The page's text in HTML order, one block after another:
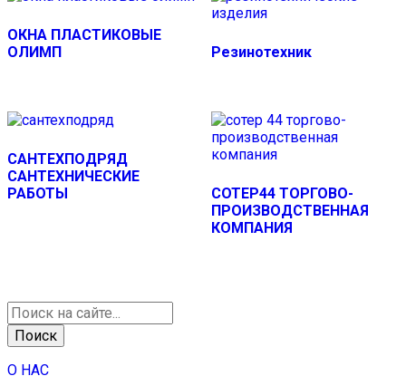
ОКНА ПЛАСТИКОВЫЕ
ОЛИМП
Резинотехник
САНТЕХПОДРЯД
САНТЕХНИЧЕСКИЕ
РАБОТЫ
СОТЕР44 ТОРГОВО-
ПРОИЗВОДСТВЕННАЯ
КОМПАНИЯ
Поиск
товаров
Поиск
О НАС